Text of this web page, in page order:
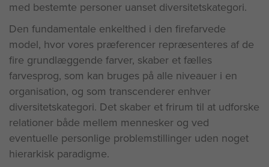
med bestemte personer uanset diversitetskategori.
Den fundamentale enkelthed i den firefarvede
model, hvor vores præferencer repræsenteres af de
fire grundlæggende farver, skaber et fælles
farvesprog, som kan bruges på alle niveauer i en
organisation, og som transcenderer enhver
diversitetskategori. Det skaber et frirum til at udforske
relationer både mellem mennesker og ved
eventuelle personlige problemstillinger uden noget
hierarkisk paradigme.